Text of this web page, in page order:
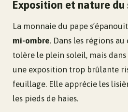
Exposition et nature du
La monnaie du pape
mi-ombre. Dans les régions
tolère le plein soleil, mais dans
une exposition trop brûlante
feuillage. Elle apprécie les
les pieds de haies.